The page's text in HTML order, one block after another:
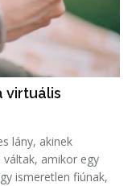
virtuális
lány, akinek
amikor egy
ismeretlen fiúnak,